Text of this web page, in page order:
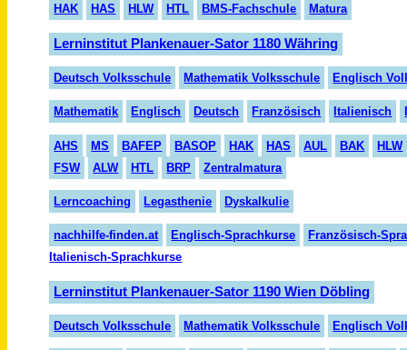
HAK HAS HLW HTL BMS-Fachschule Matura
Lerninstitut Plankenauer-Sator 1180 Währing
Deutsch Volksschule Mathematik Volksschule Englisch
Mathematik Englisch Deutsch Französisch Italienisch
AHS MS BAFEP BASOP HAK HAS AUL BAK
HLW
FSW
ALW HTL BRP Zentralmatura
Lerncoaching Legasthenie Dyskalkulie
nachhilfe-finden.at Englisch-Sprachkurse
Französisch-
Italienisch-Sprachkurse
Lerninstitut Plankenauer-Sator 1190 Wien Döbling
Deutsch Volksschule Mathematik Volksschule Englisch